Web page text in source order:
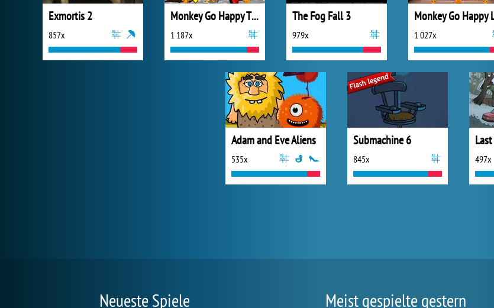
Exmortis 2
857x
Monkey Go Happy Thanksgiving
1 187x
The Fog Fall 3
979x 1 027x
Adam and Eve Aliens
535x
Submachine 6
845x 497x
Neueste Spiele Meist gespielte gestern